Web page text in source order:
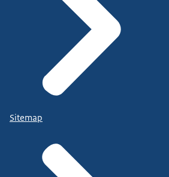
Sitemap